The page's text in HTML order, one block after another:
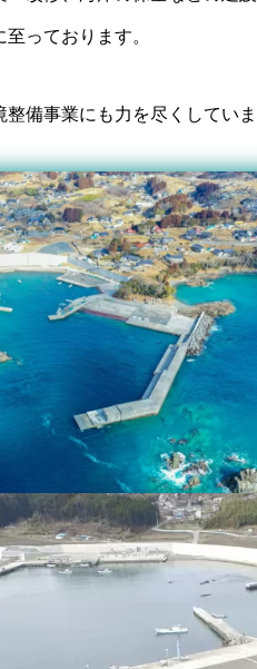
っております。
備事業にも力を尽くしていま